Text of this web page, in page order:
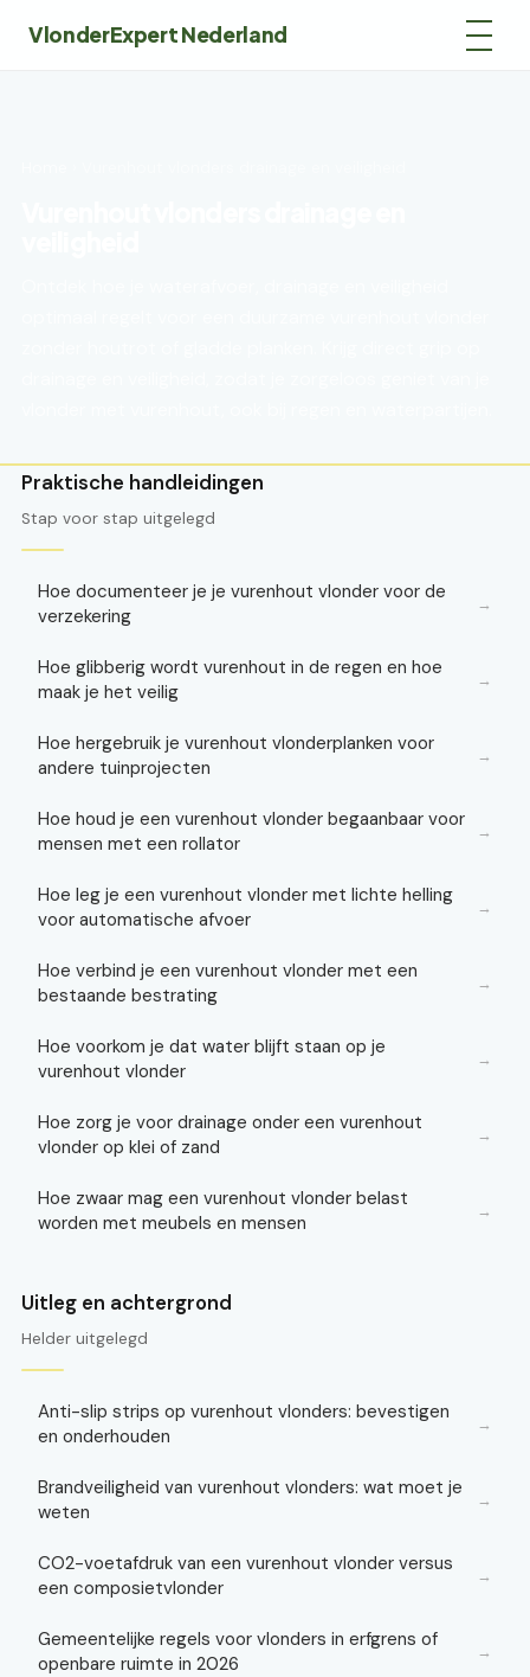
VlonderExpert Nederland
Praktische handleidingen
Stap voor stap uitgelegd
Hoe documenteer je je vurenhout vlonder voor de
verzekering
→
Hoe glibberig wordt vurenhout in de regen en hoe
maak je het veilig
→
Hoe hergebruik je vurenhout vlonderplanken voor
andere tuinprojecten
→
Hoe houd je een vurenhout vlonder begaanbaar voor
mensen met een rollator
→
Hoe leg je een vurenhout vlonder met lichte helling
voor automatische afvoer
→
Hoe verbind je een vurenhout vlonder met een
bestaande bestrating
→
Hoe voorkom je dat water blijft staan op je
vurenhout vlonder
→
Hoe zorg je voor drainage onder een vurenhout
vlonder op klei of zand
→
Hoe zwaar mag een vurenhout vlonder belast
worden met meubels en mensen
→
Uitleg en achtergrond
Helder uitgelegd
Anti-slip strips op vurenhout vlonders: bevestigen
en onderhouden
→
Brandveiligheid van vurenhout vlonders: wat moet je
weten
→
CO2-voetafdruk van een vurenhout vlonder versus
een composietvlonder
→
Gemeentelijke regels voor vlonders in erfgrens of
openbare ruimte in 2026
→